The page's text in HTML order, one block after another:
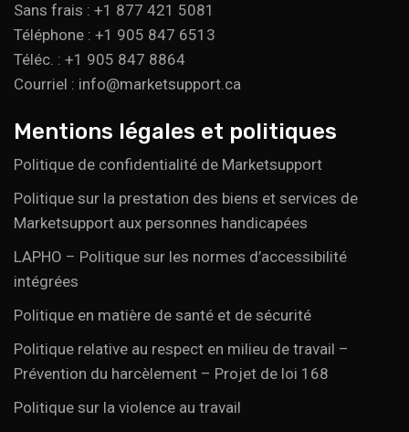
Sans frais : +1 877 421 5081
Téléphone : +1 905 847 6513
Téléc. : +1 905 847 8864
Courriel : info@marketsupport.ca
Mentions légales et politiques
Politique de confidentialité de Marketsupport
Politique sur la prestation des biens et services de
Marketsupport aux personnes handicapées
LAPHO – Politique sur les normes d’accessibilité
intégrées
Politique en matière de santé et de sécurité
Politique relative au respect en milieu de travail –
Prévention du harcèlement – Projet de loi 168
Politique sur la violence au travail